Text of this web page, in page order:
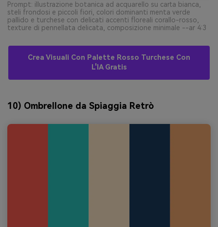
Prompt: illustrazione botanica ad acquarello su carta bianca,
steli frondosi e piccoli fiori, colori dominanti menta verde
pallido e turchese con delicati accenti floreali corallo-rosso,
texture di pennellata delicata, composizione minimale --ar 4:3
Crea Visuali Con Palette Rosso Turchese Con
L'IA Gratis
10) Ombrellone da Spiaggia Retrò